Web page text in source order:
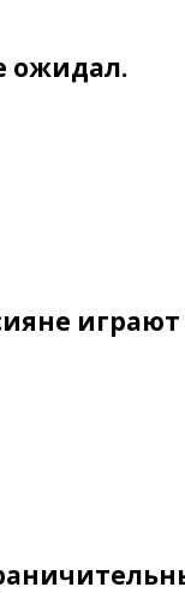
ожидал.
играют